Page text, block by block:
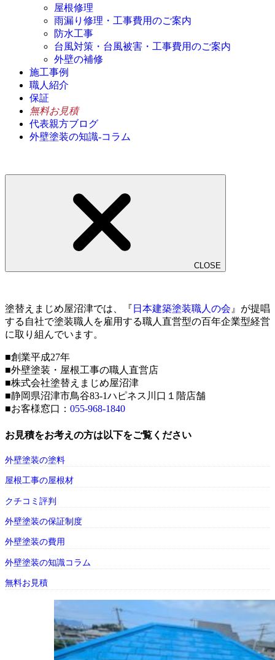
屋根修理
雨漏り修理・工事費用のご案内
防水工事
台風対策・台風被害・工事費用のご案内
外壁の補修
施工事例
職人紹介
保証
無料お見積
代表親方ブログ
外壁塗装の知識-コラム
CLOSE
塗替えまじめ屋沼津では、『 日本建築塗装職人の会 』が提唱
する自社で塗装職人を雇用する職人直営型の百年企業型経営
に取り組んでいます。
■創業平成27年
■外壁塗装・屋根工事の職人直営店
■株式会社塗替えまじめ屋沼津
■静岡県沼津市鳥谷83-1ハピネス川口１階店舗
■お客様窓口： 055-968-1840
お見積をお考えの方は以下をご覧ください
外壁塗装の塗料
屋根工事の屋根材
クチコミ評判
外壁塗装の保証制度
外壁塗装の費用
外壁塗装の知識コラム
無料お見積